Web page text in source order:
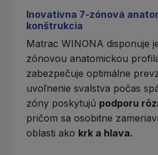
Inovatívna 7-zónová
konštrukcia
Matrac WINONA disponuje
zónovou anatomickou
zabezpečuje optimálne
uvoľnenie svalstva počas
zóny poskytujú podporu
pričom sa osobitne
oblasti ako krk a hlava.